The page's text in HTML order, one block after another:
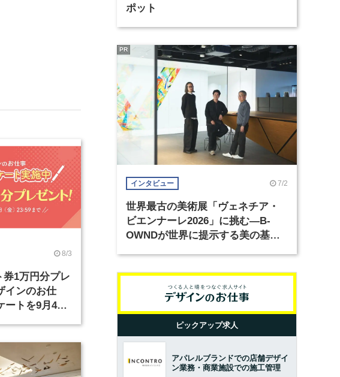
8/3
1万円分プレ
インのお仕
ートを9月4日
ポット
インタビュー 7/2
世界最古の美術展「ヴェネチア・
ビエンナーレ2026」に挑む―B-
OWNDが世界に提示する美の基準
PR
ピックアップ求人
アパレルブランドでの店舗デザイ
ン業務・商業施設での施工管理